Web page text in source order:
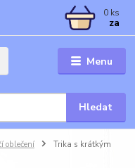
Menu
Hledat
0 ks
za
oblečení
Trika s krátkým